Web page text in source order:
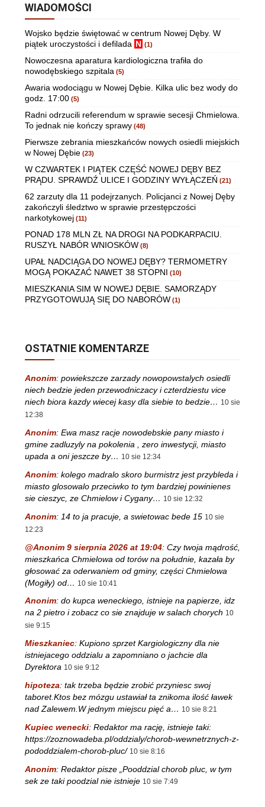
WIADOMOŚCI
Wojsko będzie świętować w centrum Nowej Dęby. W
piątek uroczystości i defilada N (1)
Nowoczesna aparatura kardiologiczna trafiła do
nowodębskiego szpitala (5)
Awaria wodociągu w Nowej Dębie. Kilka ulic bez wody do
godz. 17:00 (5)
Radni odrzucili referendum w sprawie secesji Chmielowa.
To jednak nie kończy sprawy (48)
Pierwsze zebrania mieszkańców nowych osiedli miejskich
w Nowej Dębie (23)
W CZWARTEK I PIĄTEK CZĘŚĆ NOWEJ DĘBY BEZ
PRĄDU. SPRAWDŹ ULICE I GODZINY WYŁĄCZEŃ (21)
62 zarzuty dla 11 podejrzanych. Policjanci z Nowej Dęby
zakończyli śledztwo w sprawie przestępczości
narkotykowej (11)
PONAD 178 MLN ZŁ NA DROGI NA PODKARPACIU.
RUSZYŁ NABÓR WNIOSKÓW (8)
UPAŁ NADCIĄGA DO NOWEJ DĘBY? TERMOMETRY
MOGĄ POKAZAĆ NAWET 38 STOPNI (10)
MIESZKANIA SIM W NOWEJ DĘBIE. SAMORZĄDY
PRZYGOTOWUJĄ SIĘ DO NABORÓW (1)
OSTATNIE KOMENTARZE
Anonim: powiekszcze zarzady nowopowstalych osiedli
niech bedzie jeden przewodniczacy i czterdziestu vice
niech biora kazdy wiecej kasy dla siebie to bedzie… 10 sie
12:38
Anonim: Ewa masz racje nowodebskie pany miasto i
gmine zadluzyly na pokolenia , zero inwestycji, miasto
upada a oni jeszcze by… 10 sie 12:34
Anonim: kolego madralo skoro burmistrz jest przybleda i
miasto glosowalo przeciwko to tym bardziej powinienes
sie cieszyc, ze Chmielow i Cygany… 10 sie 12:32
Anonim: 14 to ja pracuje, a swietowac bede 15 10 sie
12:23
@Anonim 9 sierpnia 2026 at 19:04: Czy twoja mądrość,
mieszkańca Chmielowa od torów na południe, kazała by
głosować za oderwaniem od gminy, części Chmielowa
(Mogiły) od… 10 sie 10:41
Anonim: do kupca weneckiego, istnieje na papierze, idz
na 2 pietro i zobacz co sie znajduje w salach chorych 10
sie 9:15
Mieszkaniec: Kupiono sprzet Kargiologiczny dla nie
istniejacego oddzialu a zapomniano o jachcie dla
Dyrektora 10 sie 9:12
hipoteza: tak trzeba będzie zrobić przyniesc swoj
taboret.Ktos bez mózgu ustawiał ta znikoma ilość ławek
nad Zalewem.W jednym miejscu pięć a… 10 sie 8:21
Kupiec wenecki: Redaktor ma rację, istnieje taki:
https://zoznowadeba.pl/oddzialy/chorob-wewnetrznych-z-
pododdzialem-chorob-pluc/ 10 sie 8:16
Anonim: Redaktor pisze „Pooddzial chorob pluc, w tym
sek ze taki poodzial nie istnieje 10 sie 7:49